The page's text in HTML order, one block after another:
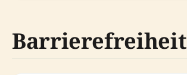
Barrierefreiheit